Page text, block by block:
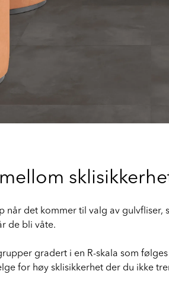
når det kommer til valg av
de bli våte.
gradert i en R-skala som
for høy sklisikkerhet der du ikke